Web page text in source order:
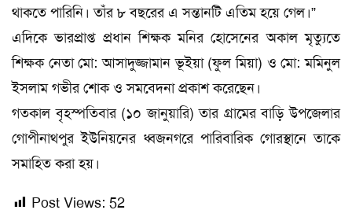
থাকতে পারিনি। তাঁর ৮ বছরের এ সন্তানটি এতিম হয়ে গেল।”
এদিকে ভারপ্রাপ্ত প্রধান শিক্ষক মনির হোসেনের অকাল মৃত্যুতে
শিক্ষক নেতা মো: আসাদুজ্জামান ভূইয়া (ফুল মিয়া) ও মো: মমিনুল
ইসলাম গভীর শোক ও সমবেদনা প্রকাশ করেছেন।
গতকাল বৃহস্পতিবার (১০ জানুয়ারি) তার গ্রামের বাড়ি উপজেলার
গোপীনাথপুর ইউনিয়নের ধ্বজনগরে পারিবারিক গোরস্থানে তাকে
সমাহিত করা হয়।
Post Views: 52